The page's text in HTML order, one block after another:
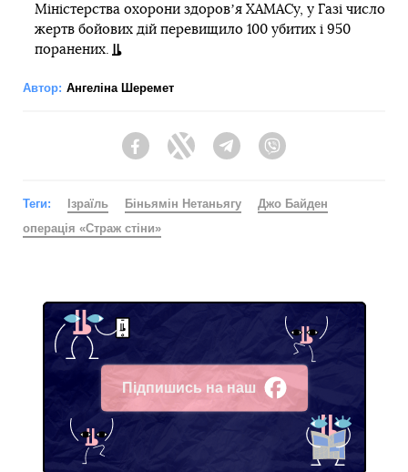
Міністерства охорони здоровʼя ХАМАСу, у Газі число
жертв бойових дій перевищило 100 убитих і 950
поранених.
Автор: Ангеліна Шеремет
FacebookTwitter Telegram
Теги: Ізраїль Біньямін Нетаньягу
Джо Байден
операція «Страж стіни»
Підпишись на наш
Facebook